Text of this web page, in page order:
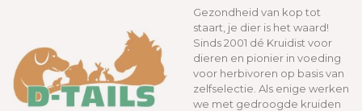
Gezondheid van kop tot
staart, je dier is het waard!
Sinds 2001 dé Kruidist voor
dieren en pionier in voeding
voor herbivoren op basis van
zelfselectie. Als enige werken
we met gedroogde kruiden